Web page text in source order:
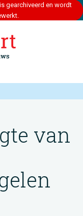
gearchiveerd en wordt
van